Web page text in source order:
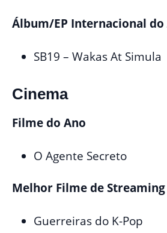
Álbum/EP Internacional do
SB19 – Wakas At Simula
Cinema
Filme do Ano
O Agente Secreto
Melhor Filme de Streaming
Guerreiras do K-Pop